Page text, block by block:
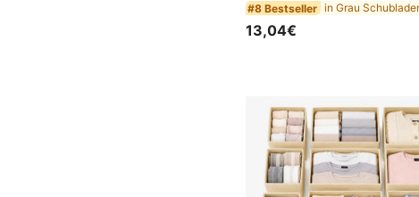
#8 Bestseller
13,04€